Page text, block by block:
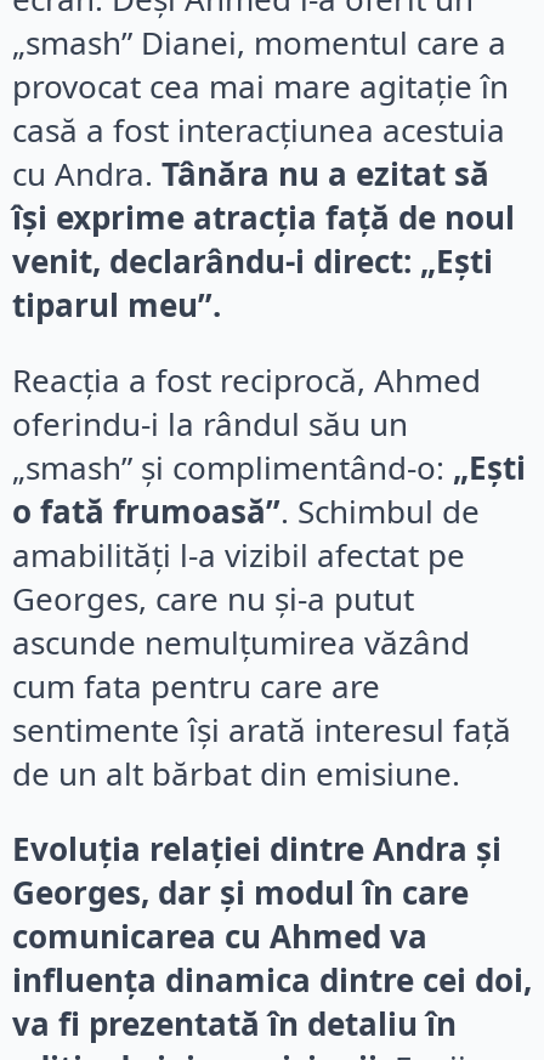
„smash” Dianei, momentul care a
provocat cea mai mare agitație în
casă a fost interacțiunea acestuia
cu Andra. Tânăra nu a ezitat să
își exprime atracția față de noul
venit, declarându-i direct: „Ești
tiparul meu”.
Reacția a fost reciprocă, Ahmed
oferindu-i la rândul său un
„smash” și complimentând-o: „Ești
o fată frumoasă”. Schimbul de
amabilități l-a vizibil afectat pe
Georges, care nu și-a putut
ascunde nemulțumirea văzând
cum fata pentru care are
sentimente își arată interesul față
de un alt bărbat din emisiune.
Evoluția relației dintre Andra și
Georges, dar și modul în care
comunicarea cu Ahmed va
influența dinamica dintre cei doi,
va fi prezentată în detaliu în